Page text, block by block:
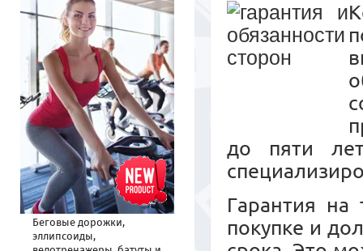
до пяти
Гарантия на
покупке и
Беговые дорожки,
эллипсоиды,